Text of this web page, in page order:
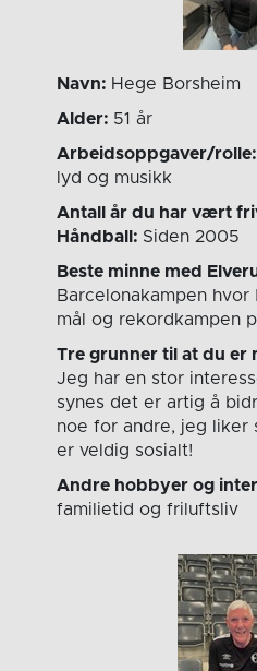
Navn: Hege Borsheim
Alder: 51 år
Arbeidsoppgaver/
lyd og musikk
Antall år du har vært
Håndball: Siden 2005
Beste minne med
Barcelonakampen
mål og rekordkampen
Tre grunner til at du er
Jeg har en stor
synes det er artig å
noe for andre, jeg liker
er veldig sosialt!
Andre hobbyer og
familietid og friluftsliv